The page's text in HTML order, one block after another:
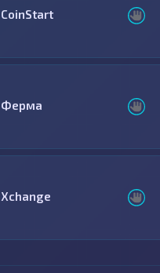
CoinStart
Ферма
Xchange